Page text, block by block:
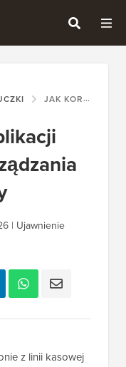
JAK KORZYSTAĆ Z APLIKACJI WORDPRESS DO ZARZĄDZANIA WITRYNĄ W PODRÓŻY
| Ujawnienie
z linii kasowej